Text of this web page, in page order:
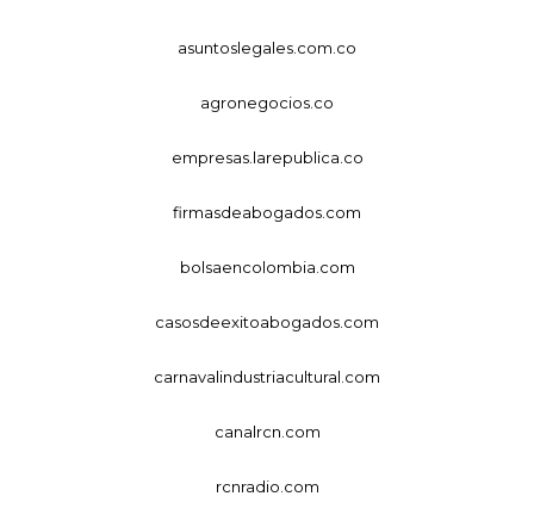
asuntoslegales.com.co
agronegocios.co
empresas.larepublica.co
firmasdeabogados.com
bolsaencolombia.com
casosdeexitoabogados.com
carnavalindustriacultural.com
canalrcn.com
rcnradio.com